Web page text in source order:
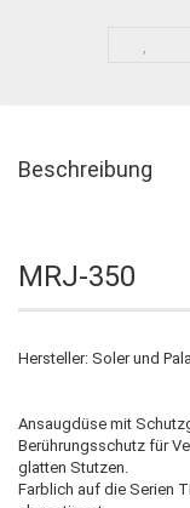
Beschreibung
MRJ-350
Hersteller: Soler und
Ansaugdüse mit
Berührungsschutz für
glatten Stutzen.
Farblich auf die Serien